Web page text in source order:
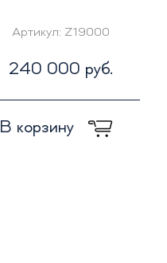
Артикул: Z19000
240 000 руб.
В корзину